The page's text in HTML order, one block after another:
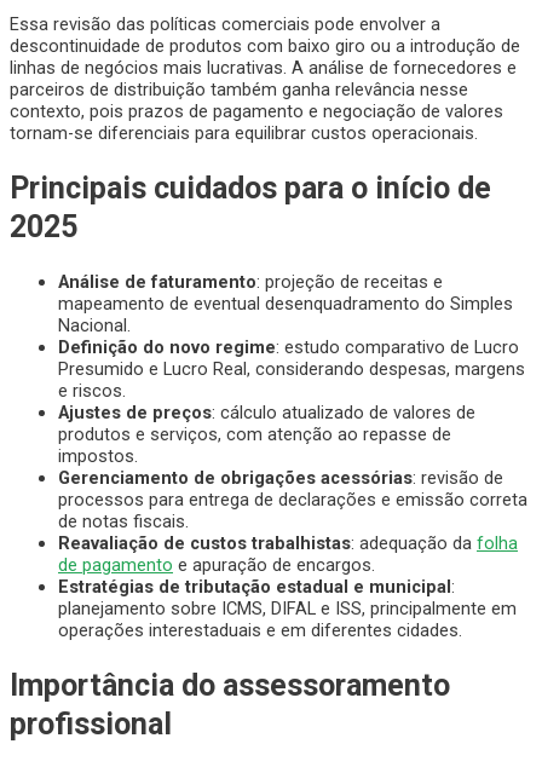
Essa revisão das políticas comerciais pode envolver a
descontinuidade de produtos com baixo giro ou a introdução de
linhas de negócios mais lucrativas. A análise de fornecedores e
parceiros de distribuição também ganha relevância nesse
contexto, pois prazos de pagamento e negociação de valores
tornam-se diferenciais para equilibrar custos operacionais.
Principais cuidados para o início de
2025
Análise de faturamento: projeção de receitas e
mapeamento de eventual desenquadramento do Simples
Nacional.
Definição do novo regime: estudo comparativo de Lucro
Presumido e Lucro Real, considerando despesas, margens
e riscos.
Ajustes de preços: cálculo atualizado de valores de
produtos e serviços, com atenção ao repasse de
impostos.
Gerenciamento de obrigações acessórias: revisão de
processos para entrega de declarações e emissão correta
de notas fiscais.
Reavaliação de custos trabalhistas: adequação da folha
de pagamento e apuração de encargos.
Estratégias de tributação estadual e municipal :
planejamento sobre ICMS, DIFAL e ISS, principalmente em
operações interestaduais e em diferentes cidades.
Importância do assessoramento
profissional